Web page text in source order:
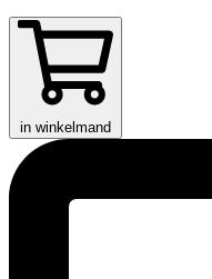
in winkelmand